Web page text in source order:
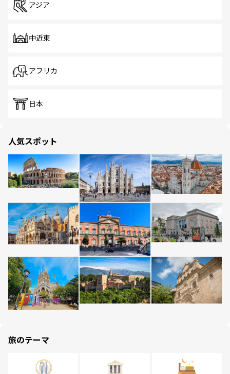
アジア
中近東
アフリカ
日本
人気スポット
旅のテーマ